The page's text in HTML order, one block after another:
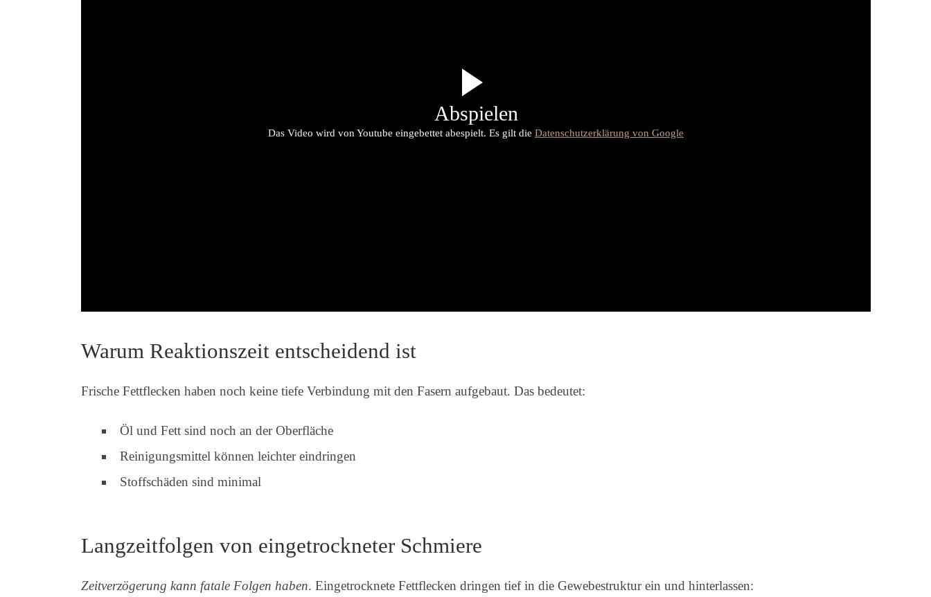
Abspielen
Das Video wird von Youtube eingebettet abespielt. Es gilt die Datenschutzerklärung von Google
Warum Reaktionszeit entscheidend ist
Frische Fettflecken haben noch keine tiefe Verbindung mit den Fasern aufgebaut. Das bedeutet:
Öl und Fett sind noch an der Oberfläche
Reinigungsmittel können leichter eindringen
Stoffschäden sind minimal
Langzeitfolgen von eingetrockneter Schmiere
Zeitverzögerung kann fatale Folgen haben. Eingetrocknete Fettflecken dringen tief in die Gewebestruktur ein und hinterlassen: